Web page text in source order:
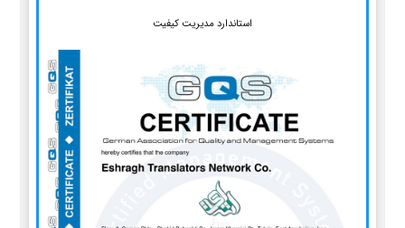
استاندارد مدیریت کیفیت